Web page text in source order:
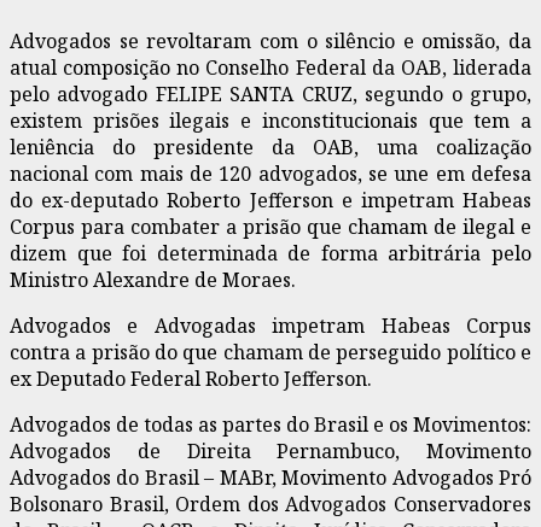
Advogados se revoltaram com o silêncio e omissão, da
atual composição no Conselho Federal da OAB, liderada
pelo advogado FELIPE SANTA CRUZ, segundo o grupo,
existem prisões ilegais e inconstitucionais que tem a
leniência do presidente da OAB, uma coalização
nacional com mais de 120 advogados, se une em defesa
do ex-deputado Roberto Jefferson e impetram Habeas
Corpus para combater a prisão que chamam de ilegal e
dizem que foi determinada de forma arbitrária pelo
Ministro Alexandre de Moraes.
Advogados e Advogadas impetram Habeas Corpus
contra a prisão do que chamam de perseguido político e
ex Deputado Federal Roberto Jefferson.
Advogados de todas as partes do Brasil e os Movimentos:
Advogados de Direita Pernambuco, Movimento
Advogados do Brasil – MABr, Movimento Advogados Pró
Bolsonaro Brasil, Ordem dos Advogados Conservadores